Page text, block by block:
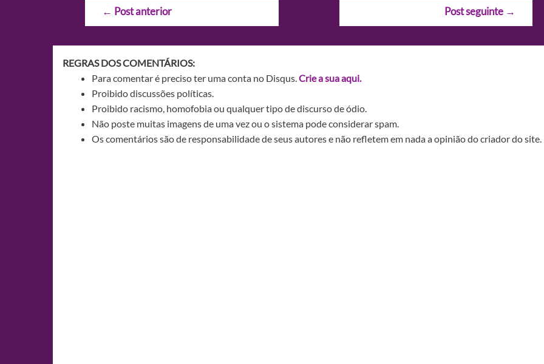
Navegação
← Post anterior Post seguinte →
REGRAS DOS COMENTÁRIOS:
Para comentar é preciso ter uma conta no Disqus.Crie a sua aqui.
Proibido discussões políticas.
Proibido racismo, homofobia ou qualquer tipo de discurso de ódio.
Não poste muitas imagens de uma vez ou o sistema pode considerar spam.
Os comentários são de responsabilidade de seus autores e não refletem em nada a opinião do criador do site.